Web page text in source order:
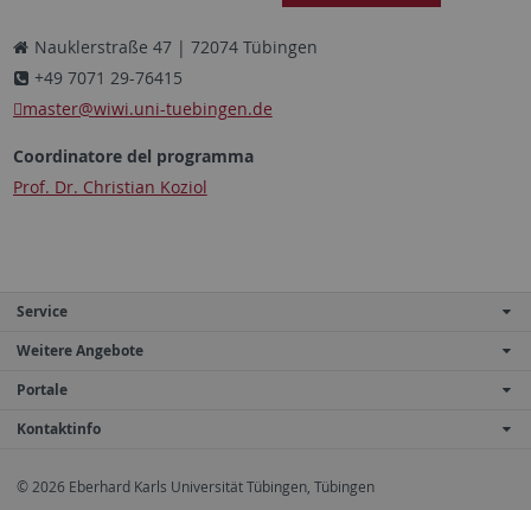
Nauklerstraße 47 | 72074 Tübingen
+49 7071 29-76415
master@wiwi.uni-tuebingen.de
Coordinatore del programma
Prof. Dr. Christian Koziol
Service
Weitere Angebote
Portale
Kontaktinfo
© 2026 Eberhard Karls Universität Tübingen, Tübingen